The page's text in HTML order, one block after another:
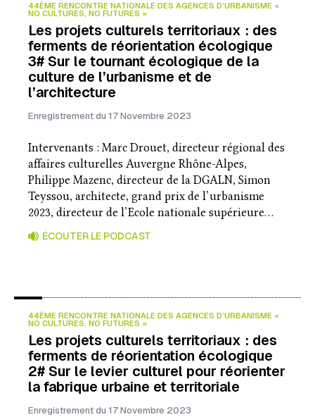
44ÈME RENCONTRE NATIONALE DES AGENCES D’URBANISME «
NO CULTURES, NO FUTURES »
Les projets culturels territoriaux : des
ferments de réorientation écologique
3# Sur le tournant écologique de la
culture de l’urbanisme et de
l’architecture
Enregistrement du 17 Novembre 2023
Intervenants : Marc Drouet, directeur régional des
affaires culturelles Auvergne Rhône-Alpes,
Philippe Mazenc, directeur de la DGALN, Simon
Teyssou, architecte, grand prix de l’urbanisme
2023, directeur de l’Ecole nationale supérieure…
ÉCOUTER LE PODCAST
44ÈME RENCONTRE NATIONALE DES AGENCES D’URBANISME «
NO CULTURES, NO FUTURES »
Les projets culturels territoriaux : des
ferments de réorientation écologique
2# Sur le levier culturel pour réorienter
la fabrique urbaine et territoriale
Enregistrement du 17 Novembre 2023